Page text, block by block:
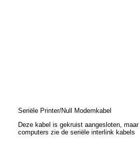
Seriële Printer/Null Modemkabel
Deze kabel is gekruist aangesloten,
computers zie de seriële interlink kabels